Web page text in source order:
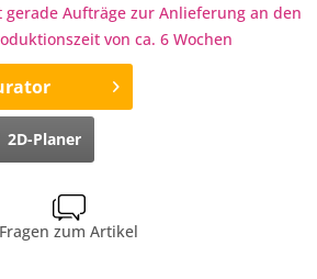
Aufträge zur Anlieferung an den
von ca. 6 Wochen
2D-Planer
Fragen zum Artikel